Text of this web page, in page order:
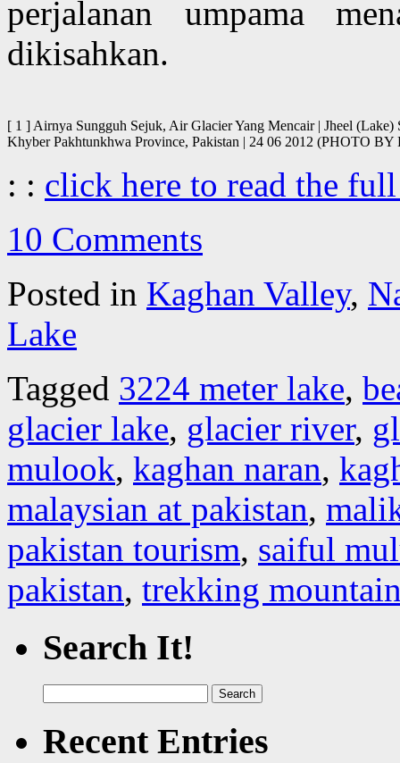
perjalanan umpama
dikisahkan.
[ 1 ] Airnya Sungguh Sejuk, Air Glacier Yang Mencair | Jheel
Khyber Pakhtunkhwa Province, Pakistan | 24 06 2012 (PHOTO
: : click here to read the
10 Comments
Posted in Kaghan Valley,
Lake
Tagged 3224 meter lake,
glacier lake, glacier river,
mulook, kaghan naran,
malaysian at pakistan,
pakistan tourism, saiful
pakistan, trekking
Search It!
for:
Recent Entries